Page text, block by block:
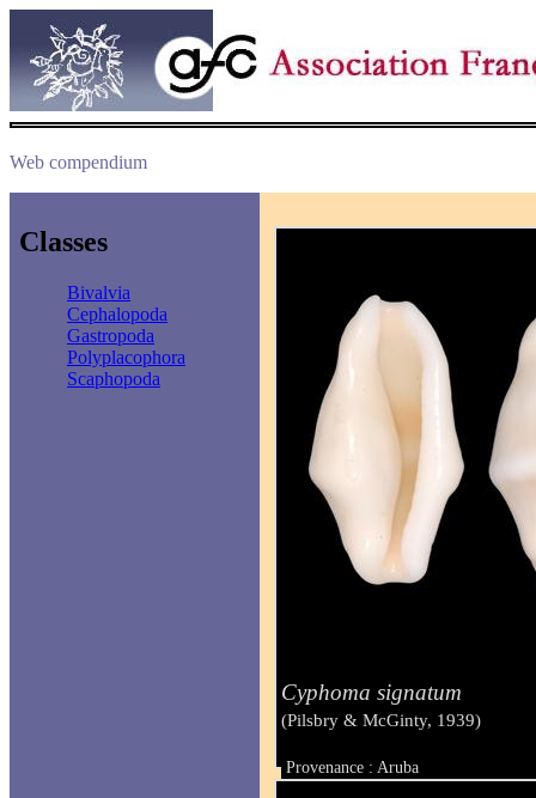
Web compendium
Classes
Bivalvia
Cephalopoda
Gastropoda
Polyplacophora
Scaphopoda
Cyphoma signatum
(Pilsbry & McGinty, 1939)
Provenance : Aruba
Taille : 23 mm